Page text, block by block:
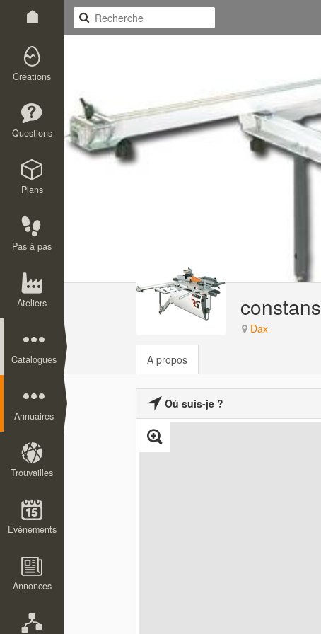
Créations
Questions
Plans
Pas à pas
Ateliers
Catalogues
Annuaires
Trouvailles
Evènements
Annonces
constans
Dax
A propos
Où suis-je ?